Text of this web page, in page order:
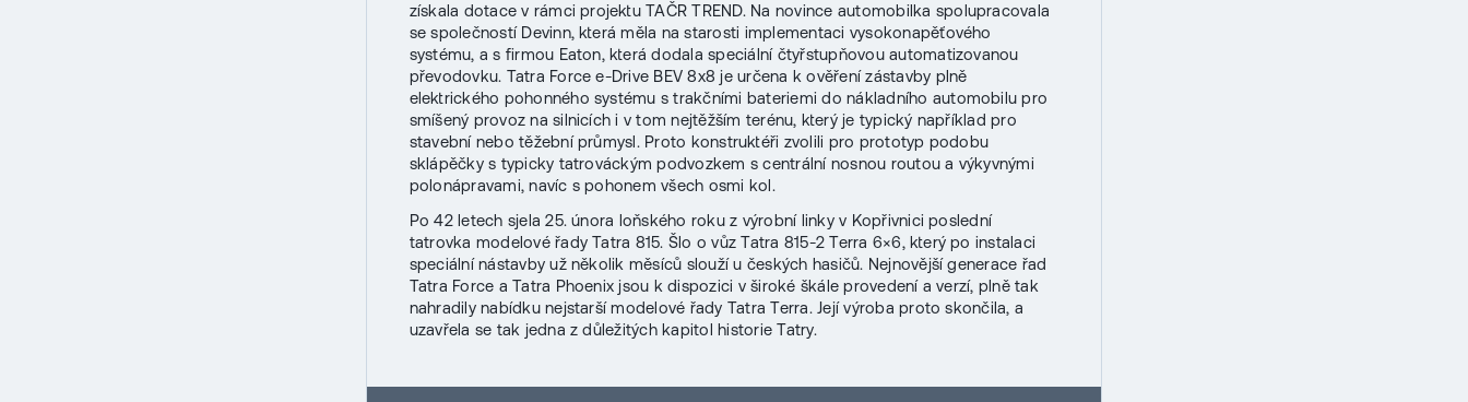
získala dotace v rámci projektu TAČR TREND. Na novince automobilka spolupracovala
se společností Devinn, která měla na starosti implementaci vysokonapěťového
systému, a s firmou Eaton, která dodala speciální čtyřstupňovou automatizovanou
převodovku. Tatra Force e-Drive BEV 8x8 je určena k ověření zástavby plně
elektrického pohonného systému s trakčními bateriemi do nákladního automobilu pro
smíšený provoz na silnicích i v tom nejtěžším terénu, který je typický například pro
stavební nebo těžební průmysl. Proto konstruktéři zvolili pro prototyp podobu
sklápěčky s typicky tatrováckým podvozkem s centrální nosnou routou a výkyvnými
polonápravami, navíc s pohonem všech osmi kol.
Po 42 letech sjela 25. února loňského roku z výrobní linky v Kopřivnici poslední
tatrovka modelové řady Tatra 815. Šlo o vůz Tatra 815-2 Terra 6×6, který po instalaci
speciální nástavby už několik měsíců slouží u českých hasičů. Nejnovější generace řad
Tatra Force a Tatra Phoenix jsou k dispozici v široké škále provedení a verzí, plně tak
nahradily nabídku nejstarší modelové řady Tatra Terra. Její výroba proto skončila, a
uzavřela se tak jedna z důležitých kapitol historie Tatry.